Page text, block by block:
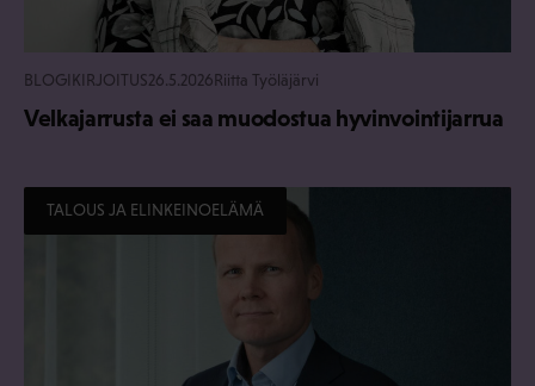
BLOGIKIRJOITUS26.5.2026Riitta Työläjärvi
Velkajarrusta ei saa muodostua hyvinvointijarrua
TALOUS JA ELINKEINOELÄMÄ